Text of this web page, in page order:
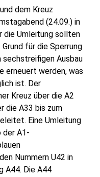
dem Kreuz
(24.09.) in
die Umleitung sollten
für die Sperrung
sechstreifigen Ausbau
erneuert werden, was
ist. Der
Kreuz über die A2
die A33 bis zum
Eine Umleitung
der A1-
Nummern U42 in
A44. Die A44